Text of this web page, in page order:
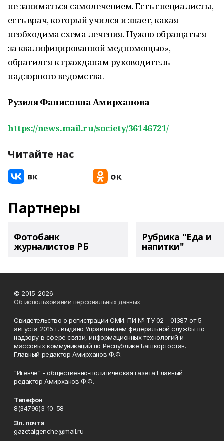
не заниматься самолечением. Есть специалисты,
есть врач, который учился и знает, какая
необходима схема лечения. Нужно обращаться
за квалифицированной медпомощью», —
обратился к гражданам руководитель
надзорного ведомства.
Рузиля Фанисовна Амирханова
https://news.mail.ru/society/36146721/
Читайте нас
Партнеры
Фотобанк
журналистов РБ
Рубрика "Еда и
напитки"
© 2015-2026
Об использовании персональных данных
Свидетельство о регистрации СМИ: ПИ № ТУ 02 - 01387 от 5
августа 2015 г. выдано Управлением федеральной службы по
надзору в сфере связи, информационных технологий и
массовых коммуникаций по Республике Башкортостан.
Главный редактор Амирханов Ф.Ф.
"Игенче" - общественно-политическая газета Главный
редактор Амирханов Ф.Ф.
Телефон
8(34796)3-10-58
Эл. почта
gazetaigenche@mail.ru